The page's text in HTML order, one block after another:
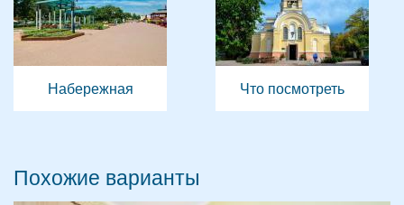
Набережная Что посмотреть
Похожие варианты